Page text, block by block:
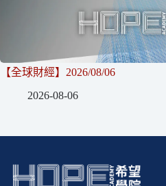
【全球財經】2026/08/06
2026-08-06